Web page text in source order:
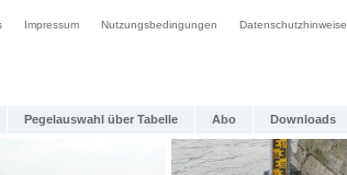
Impressum Nutzungsbedingungen Datenschutzhinweise
Pegelauswahl über Tabelle Abo Downloads